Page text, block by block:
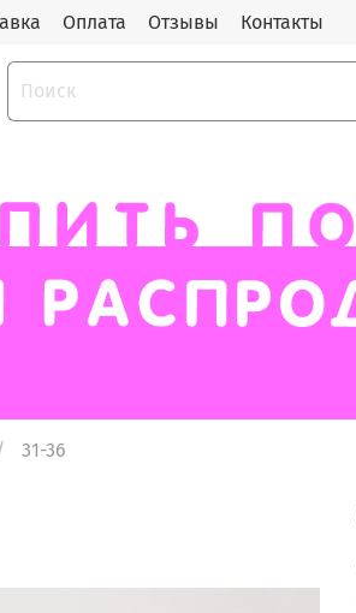
Оплата Отзывы Контакты
31-36